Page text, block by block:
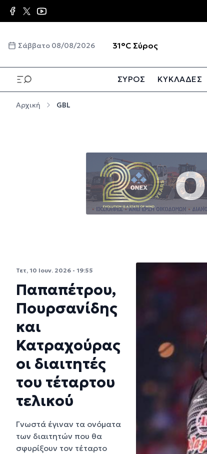
Παράκαμψη προς το κυρίως περιεχόμενο
Σάββατο 08/08/2026 31°C Σύρος
ΣΥΡΟΣ ΚΥΚΛΑΔΕΣ
Αρχική GBL
Τετ, 10 Ιουν. 2026 - 19:55
Παπαπέτρου,
Πουρσανίδης
και
Κατραχούρας
οι διαιτητές
του τέταρτου
τελικού
Γνωστά έγιναν τα ονόματα
των διαιτητών που θα
σφυρίξουν τον τέταρτο